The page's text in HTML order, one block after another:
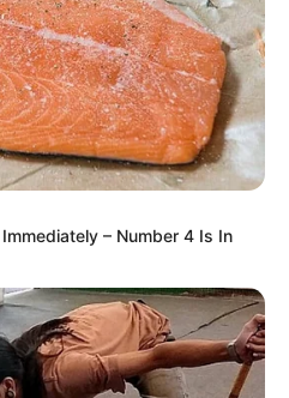
– Number 4 Is In